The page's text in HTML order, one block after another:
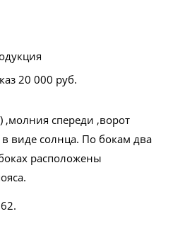
20 000 руб.
,молния спереди ,ворот
виде солнца. По бокам два
расположены